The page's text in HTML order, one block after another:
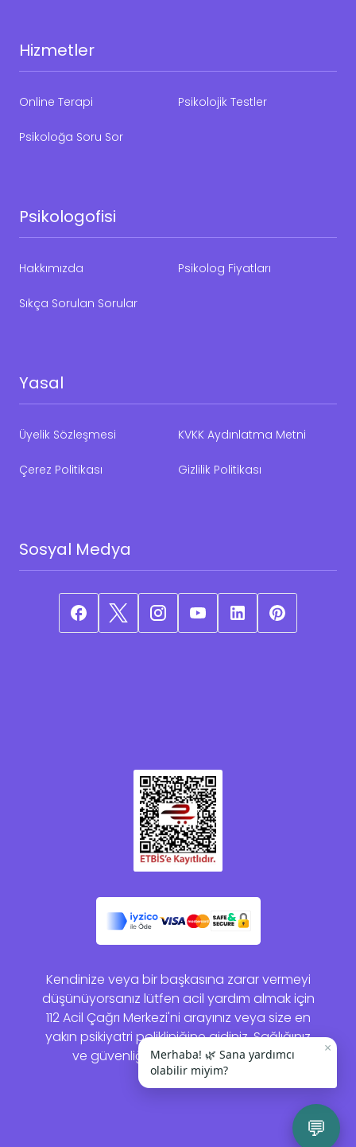
Hizmetler
Online Terapi Psikolojik Testler
Psikoloğa Soru Sor
Psikologofisi
Hakkımızda Psikolog Fiyatları
Sıkça Sorulan Sorular
Yasal
Üyelik Sözleşmesi KVKK Aydınlatma Metni
Çerez Politikası Gizlilik Politikası
Sosyal Medya
Kendinize veya bir başkasına zarar vermeyi
düşünüyorsanız lütfen acil yardım almak için
112 Acil Çağrı Merkezi'ni arayınız veya size en
yakın psikiyatri polikliniğine gidiniz. Sağlığınız
ve güvenliğiniz bizim için önemlidir.
💬
×
Merhaba! 🌿 Sana yardımcı
olabilir miyim?